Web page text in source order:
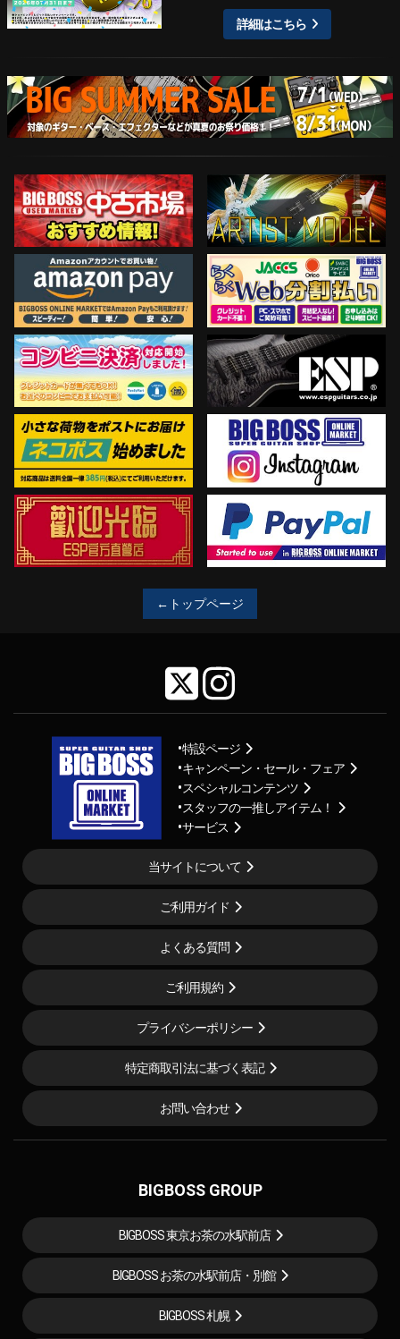
詳細はこちら
←トップページ
特設ページ
キャンペーン・セール・フェア
スペシャルコンテンツ
スタッフの一推しアイテム！
サービス
当サイトについて
ご利用ガイド
よくある質問
ご利用規約
プライバシーポリシー
特定商取引法に基づく表記
お問い合わせ
BIGBOSS GROUP
BIGBOSS 東京お茶の水駅前店
BIGBOSS お茶の水駅前店・別館
BIGBOSS 札幌